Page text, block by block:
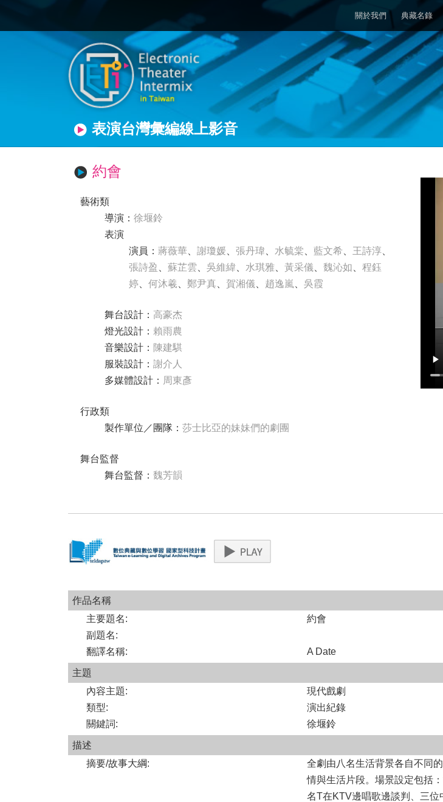
關於我們 典藏名錄
表演台灣彙編線上影音
約會
藝術類
導演： 徐堰鈴
表演
演員 ： 蔣薇華 謝瓊媛、 張丹瑋、 水毓棠 藍文希 王詩淳、
張詩盈
蘇芷雲 吳維緯、 水琪雅、 黃采儀 魏沁如
程鈺
婷
何沐羲 鄭尹真、 賀湘儀 趙逸嵐 吳霞
舞台設計： 高豪杰
燈光設計： 賴雨農
音樂設計： 陳建騏
服裝設計： 謝介人
多媒體設計： 周東彥
行政類
製作單位／團隊： 莎士比亞的妹妹們的劇團
舞台監督
舞台監督 ： 魏芳韻
作品名稱
主要題名:
約會
副題名:
翻譯名稱: A Date
主題
內容主題:
現代戲劇
類型:
演出紀錄
關鍵詞: 徐堰鈴
描述
摘要/故事大綱:
全劇由八名生活背景各自不同
情與生活片段。場景設定包括
名T在KTV邊唱歌邊談判、三